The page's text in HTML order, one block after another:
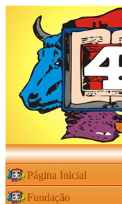
Página Inicial
Fundação